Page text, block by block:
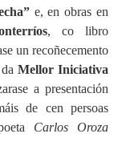
” e, en obras en
, co libro
un recoñecemento
Mellor Iniciativa
a presentación
de cen persoas
Carlos Oroza